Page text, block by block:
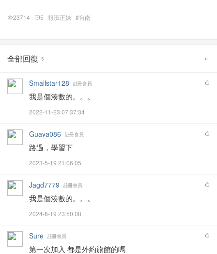
23714 5 報班正妹 #台南
全部回復 5
Smallstar128 註冊會員
我是個湊數的。。。
2022-11-23 07:37:34
Guava086 註冊會員
路過，學習下
2023-5-19 21:06:05
Jagd7779 註冊會員
我是個湊數的。。。
2024-8-19 23:50:08
Sure 註冊會員
第一次加入 都是外約旅館的嗎